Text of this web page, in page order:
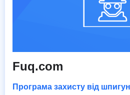
Fuq.com
Програма захисту від